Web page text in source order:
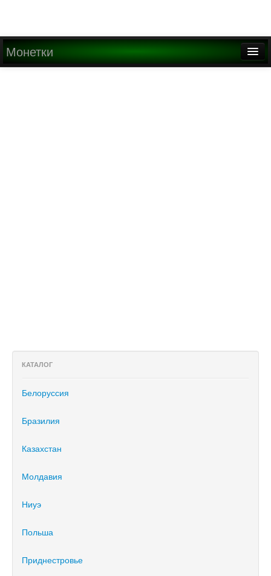
Монетки
КАТАЛОГ
Белоруссия
Бразилия
Казахстан
Молдавия
Ниуэ
Польша
Приднестровье